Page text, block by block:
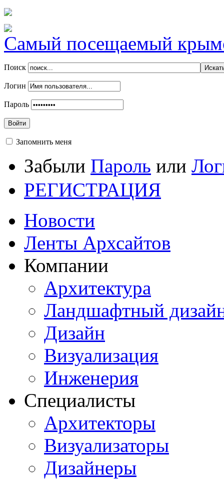
Самый посещаемый
Поиск
Логин
Пароль
Войти
Запомнить меня
Забыли Пароль или
РЕГИСТРАЦИЯ
Новости
Ленты Архсайтов
Компании
Архитектура
Ландшафтный
Дизайн
Визуализация
Инженерия
Специалисты
Архитекторы
Визуализаторы
Дизайнеры